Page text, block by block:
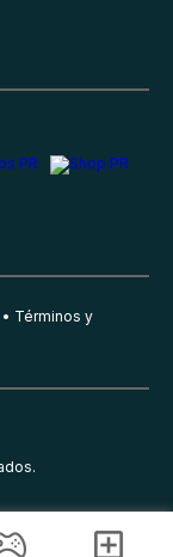
Términos y